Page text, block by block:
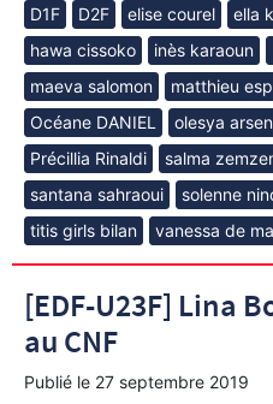
D1F D2F elise courel ella
hawa cissoko
inès karaoun
maeva salomon
matthieu
Océane DANIEL
olesya
Précillia Rinaldi
salma
santana sahraoui
solenne
titis girls bilan
vanessa de
[EDF-U23F] Lina
au CNF
Publié le 27 septembre 2019